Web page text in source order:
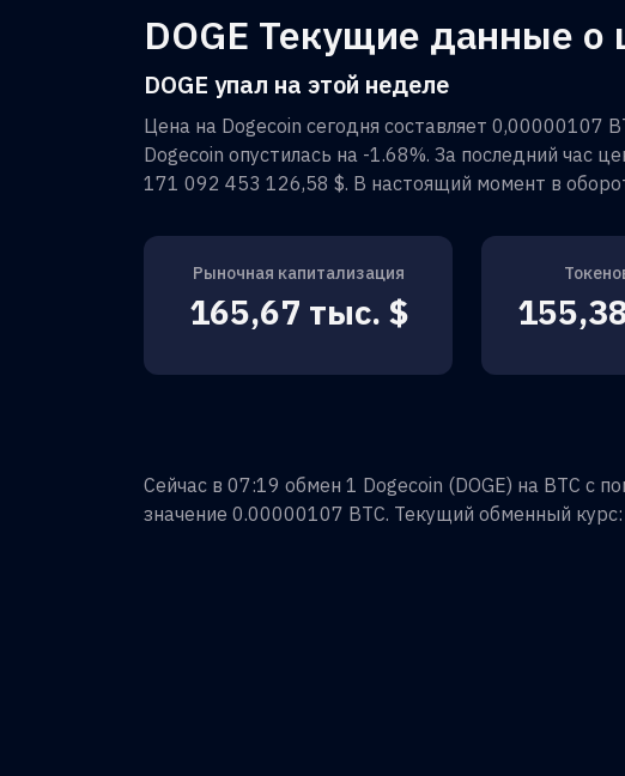
DOGE Текущие данные о
DOGE упал на этой неделе
Цена на Dogecoin сегодня составляет 0,00000107
Dogecoin опустилась на -1.68%. За последний час
171 092 453 126,58 $. В настоящий момент в
Рыночная капитализация
165,67 тыс. $
Сейчас в 07:19 обмен 1 Dogecoin (DOGE) на BTC с
значение 0.00000107 BTC. Текущий обменный курс: